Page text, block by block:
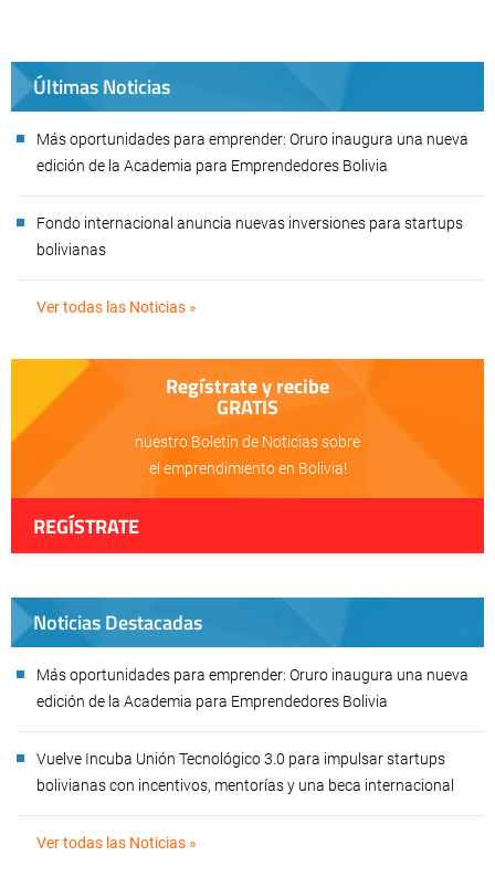
Últimas Noticias
Más oportunidades para emprender: Oruro inaugura una nueva
edición de la Academia para Emprendedores Bolivia
Fondo internacional anuncia nuevas inversiones para startups
bolivianas
Ver todas las Noticias »
Regístrate y recibe
GRATIS
nuestro Boletín de Noticias sobre
el emprendimiento en Bolivia!
REGÍSTRATE
Noticias Destacadas
Más oportunidades para emprender: Oruro inaugura una nueva
edición de la Academia para Emprendedores Bolivia
Vuelve Incuba Unión Tecnológico 3.0 para impulsar startups
bolivianas con incentivos, mentorías y una beca internacional
Ver todas las Noticias »